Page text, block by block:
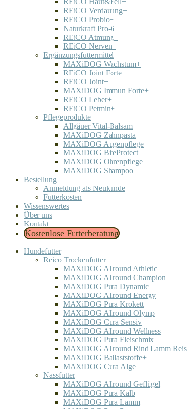
REiCO Haut&Fell+
REiCO Verdauung+
REiCO Probio+
Naturkraft Pro-6
REiCO Atmung+
REiCO Nerven+
Ergänzungsfuttermittel
MAXiDOG Wachstum+
REiCO Joint Forte+
REiCO Joint+
MAXiDOG Immun Forte+
REiCO Leber+
REiCO Petmin+
Pflegeprodukte
Allgäuer Vital-Balsam
MAXiDOG Zahnpasta
MAXiDOG Augenpflege
MAXiDOG BiteProtect
MAXiDOG Ohrenpflege
MAXiDOG Shampoo
Bestellung
Anmeldung als Neukunde
Futterkosten
Wissenswertes
Über uns
Kontakt
Kostenlose Futterberatung
Hundefutter
Reico Trockenfutter
MAXiDOG Allround Athletic
MAXiDOG Allround Champion
MAXiDOG Pura Dynamic
MAXiDOG Allround Energy
MAXiDOG Pura Krokett
MAXiDOG Allround Olymp
MAXiDOG Cura Sensiv
MAXiDOG Allround Wellness
MAXiDOG Pura Fleischmix
MAXiDOG Allround Rind Lamm Reis
MAXiDOG Ballaststoffe+
MAXiDOG Cura Alge
Nassfutter
MAXiDOG Allround Geflügel
MAXiDOG Pura Kalb
MAXiDOG Pura Lamm